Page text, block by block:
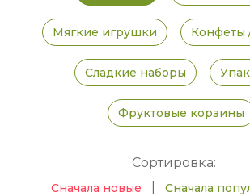
Мягкие игрушки Конфеты
Сладкие наборы
Фруктовые корзины
Сортировка:
Сначала новые Сначала